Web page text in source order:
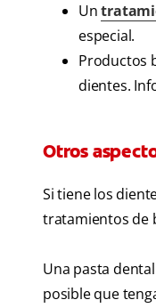
Un
especial.
Productos
dientes.
Otros
Si tiene los
tratamientos de
Una pasta
posible que